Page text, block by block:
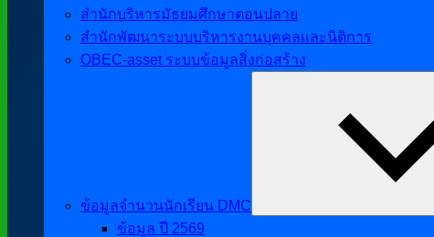
สำนักบริหารมัธยมศึกษาตอนปลาย
สำนักพัฒนาระบบบริหารงานบุคคลและนิติการ
OBEC-asset ระบบข้อมูลสิ่งก่อสร้าง
ข้อมูลจำนวนนักเรียน DMC
ข้อมูล ปี 2569